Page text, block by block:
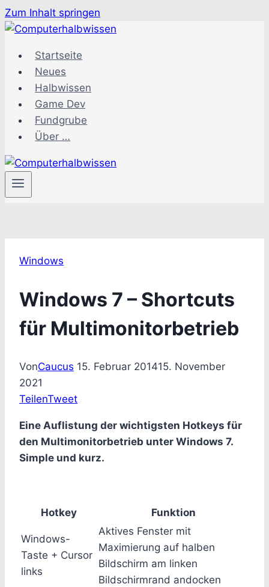
Zum Inhalt springen
Startseite
Neues
Halbwissen
Game Dev
Fundgrube
Über …
Windows
Windows 7 – Shortcuts
für Multimonitorbetrieb
VonCaucus 15. Februar 201415. November
2021
TeilenTweet
Eine Auflistung der wichtigsten Hotkeys für
den Multimonitorbetrieb unter Windows 7.
Simple und kurz.
Hotkey Funktion
Windows-
Taste + Cursor
links
Aktives Fenster mit
Maximierung auf halben
Bildschirm am linken
Bildschirmrand andocken